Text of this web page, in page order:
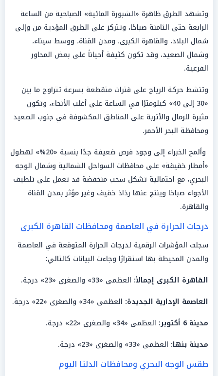
وتشهد الطرق ظاهرة «الشبورة المائية» الصباحية من الساعة
الرابعة حتى الثامنة صباحًا، وتتركز على الطرق المؤدية من وإلى
شمال البلاد، والقاهرة الكبرى، ومدن القناة، ووسط سيناء،
وشمال الصعيد، وقد تكون كثيفة أحياناً على بعض المحاور
الفرعية.
وتنشط حركة الرياح على فترات متقطعة بسرعة تتراوح ما بين
«30 إلى 40» كيلومترًا في الساعة على أغلب الأنحاء، وتكون
مثيرة للرمال والأتربة على المناطق المكشوفة في جنوب الصعيد
ومحافظة البحر الأحمر.
وألمح الخبراء إلى وجود فرص ضعيفة جدًا بنسبة «20%» لهطول
«أمطار خفيفة» على محافظات السواحل الشمالية وشمال الوجه
البحري، مع احتمالية تشكل سحب منخفضة قد تعمل على تلطيف
الأجواء صباحًا وينتج عنها رذاذ خفيف وغير مؤثر بمدن القناة
والقاهرة.
درجات الحرارة في العاصمة ومحافظات القاهرة الكبرى
سجلت المؤشرات الرقمية لدرجات الحرارة المتوقعة في العاصمة
والمدن المحيطة بها استقرارًا وجاءت البيانات كالتالي:
القاهرة الكبرى إجمالاً: العظمى «33» والصغرى «23» درجة.
العاصمة الإدارية الجديدة: العظمى «34» والصغرى «22» درجة.
مدينة 6 أكتوبر:
العظمى «34» والصغرى «22» درجة.
مدينة بنها: العظمى «33» والصغرى «23» درجة.
طقس الوجه البحري ومحافظات الدلتا اليوم